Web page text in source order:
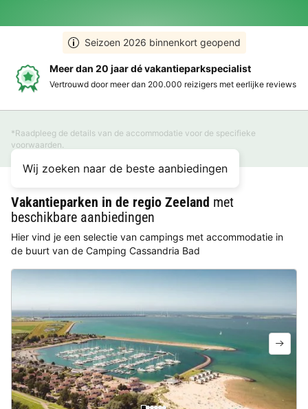
Seizoen 2026 binnenkort geopend
Meer dan 20 jaar dé vakantieparkspecialist
Vertrouwd door meer dan 200.000 reizigers met eerlijke reviews
*Raadpleeg de details van de accommodatie voor de specifieke
voorwaarden.
Wij zoeken naar de beste aanbiedingen
Vakantieparken in de regio Zeeland met
beschikbare aanbiedingen
Hier vind je een selectie van campings met accommodatie in
de buurt van de Camping Cassandria Bad